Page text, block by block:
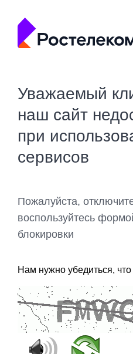
Уважаемый
наш сайт
при
сервисов
Пожалуйста,
воспользуйтесь
блокировки
Нам нужно убедиться,